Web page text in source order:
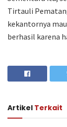
Tirtauli
kekantornya
berhasil karena
Artikel Terkait